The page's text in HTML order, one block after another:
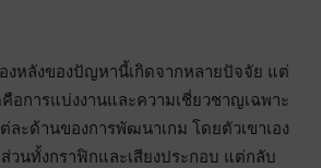
งหลังของปัญหานี้เกิดจากหลายปัจจัย แต่
อการแบ่งงานและความเชี่ยวชาญเฉพาะ
ะด้านของการพัฒนาเกม โดยตัวเขาเอง
วนทั้งกราฟิกและเสียงประกอบ แต่กลับ